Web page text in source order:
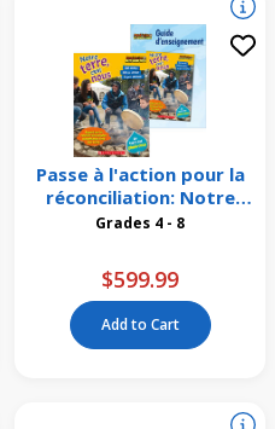
Passe à l'action pour la
réconciliation: Notre
terre, c'est nous
Grades 4 - 8
$599.99
Add to Cart